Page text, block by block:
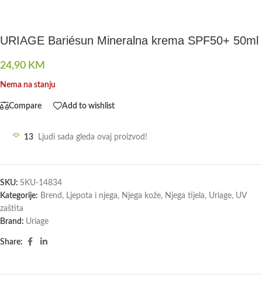
URIAGE Bariésun Mineralna krema SPF50+ 50ml
24,90 KM
Nema na stanju
Compare Add to wishlist
13 Ljudi sada gleda ovaj proizvod!
SKU: SKU-14834
Kategorije: Brend , Ljepota i njega, Njega kože, Njega tijela, Uriage, UV
zaštita
Brand: Uriage
Share: